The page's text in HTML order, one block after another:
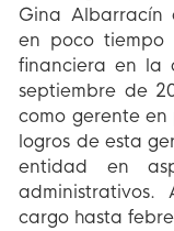
Gina Albarracín
en poco
financiera en la
septiembre de
como gerente
logros de esta
entidad en
cargo hasta